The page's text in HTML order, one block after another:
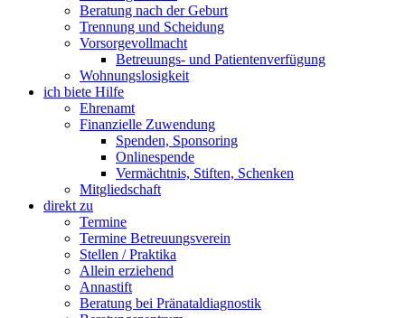
Beratung nach der Geburt
Trennung und Scheidung
Vorsorgevollmacht
Betreuungs- und Patientenverfügung
Wohnungslosigkeit
ich biete Hilfe
Ehrenamt
Finanzielle Zuwendung
Spenden, Sponsoring
Onlinespende
Vermächtnis, Stiften, Schenken
Mitgliedschaft
direkt zu
Termine
Termine Betreuungsverein
Stellen / Praktika
Allein erziehend
Annastift
Beratung bei Pränataldiagnostik